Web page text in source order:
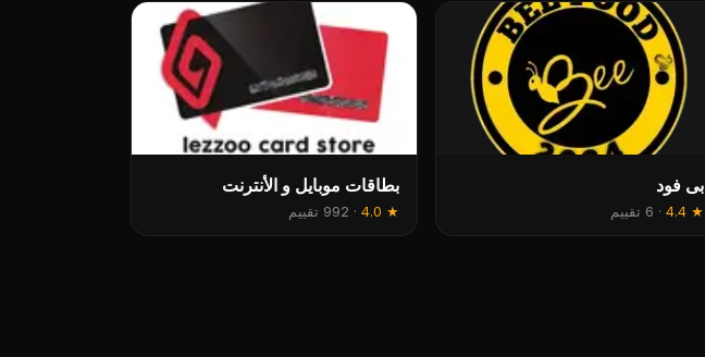
بی فود
★
4.4
· 6 تقييم
بطاقات موبايل و الأنترنت
★
4.0
· 992 تقييم